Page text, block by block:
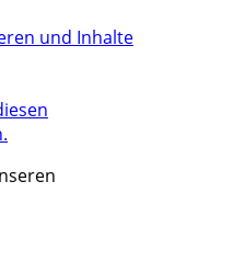
und Inhalte